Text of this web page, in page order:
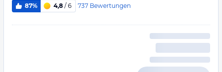
87% 4,8 / 6 737 Bewertungen